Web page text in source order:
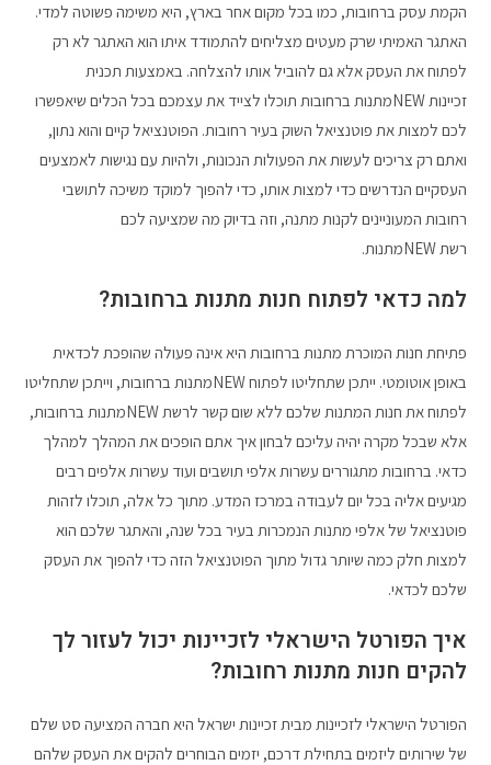
הקמת עסק ברחובות, כמו בכל מקום אחר בארץ, היא משימה פשוטה למדי.
האתגר האמיתי שרק מעטים מצליחים להתמודד איתו הוא האתגר לא רק
לפתוח את העסק אלא גם להוביל אותו להצלחה. באמצעות תכנית
זכיינות NEWמתנות ברחובות תוכלו לצייד את עצמכם בכל הכלים שיאפשרו
לכם למצות את פוטנציאל השוק בעיר רחובות. הפוטנציאל קיים והוא נתון,
ואתם רק צריכים לעשות את הפעולות הנכונות, ולהיות עם נגישות לאמצעים
העסקיים הנדרשים כדי למצות אותו, כדי להפוך למוקד משיכה לתושבי
רחובות המעוניינים לקנות מתנה, וזה בדיוק מה שמציעה לכם
רשת NEWמתנות.
למה כדאי לפתוח חנות מתנות ברחובות?
פתיחת חנות המוכרת מתנות ברחובות היא אינה פעולה שהופכת לכדאית
באופן אוטומטי. ייתכן שתחליטו לפתוח NEWמתנות ברחובות, וייתכן שתחליטו
לפתוח את חנות המתנות שלכם ללא שום קשר לרשת NEWמתנות ברחובות,
אלא שבכל מקרה יהיה עליכם לבחון איך אתם הופכים את המהלך למהלך
כדאי. ברחובות מתגוררים עשרות אלפי תושבים ועוד עשרות אלפים רבים
מגיעים אליה בכל יום לעבודה במרכז המדע. מתוך כל אלה, תוכלו לזהות
פוטנציאל של אלפי מתנות הנמכרות בעיר בכל שנה, והאתגר שלכם הוא
למצות חלק כמה שיותר גדול מתוך הפוטנציאל הזה כדי להפוך את העסק
שלכם לכדאי.
איך הפורטל הישראלי לזכיינות יכול לעזור לך
להקים חנות מתנות רחובות?
הפורטל הישראלי לזכיינות מבית זכיינות ישראל היא חברה המציעה סט שלם
של שירותים ליזמים בתחילת דרכם, יזמים הבוחרים להקים את העסק שלהם